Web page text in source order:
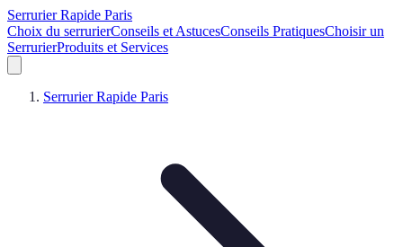
Serrurier Rapide Paris
Choix du serrurierConseils et AstucesConseils PratiquesChoisir un
SerrurierProduits et Services
Serrurier Rapide Paris